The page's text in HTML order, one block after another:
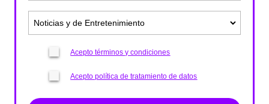
Acepto términos y condiciones
Acepto política de tratamiento de datos